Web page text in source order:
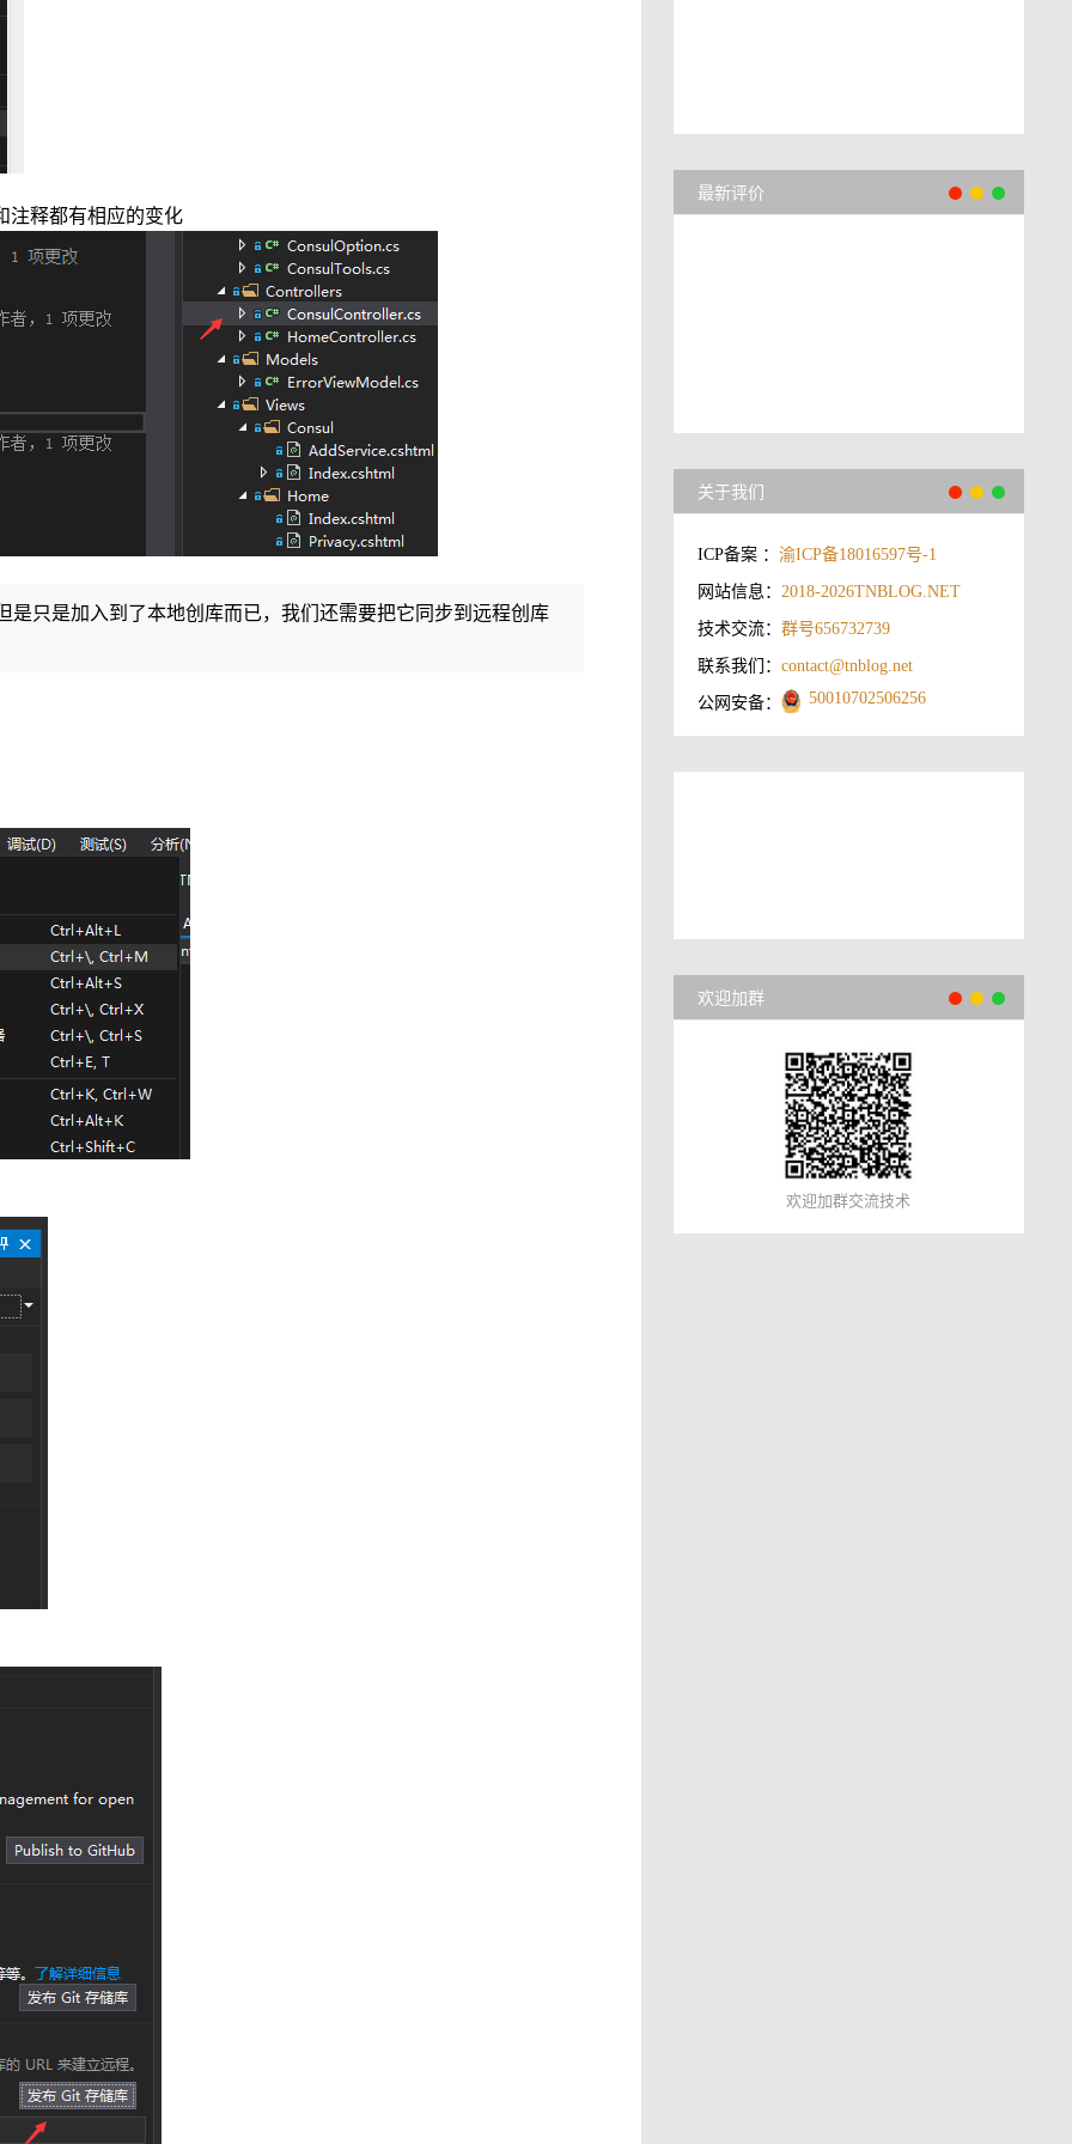
注释都有相应的变化
是只是加入到了本地创库而已，我们还需要把它同步到远程创库
最新评价
关于我们
ICP备案 ： 渝ICP备18016597号-1
网站信息： 2018-2026TNBLOG.NET
技术交流： 群号656732739
联系我们： contact@tnblog.net
公网安备： 50010702506256
欢迎加群
欢迎加群交流技术